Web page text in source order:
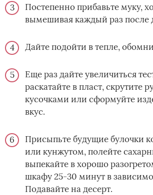
Постепенно прибавьте муку,
вымешивая каждый раз после
Дайте подойти в тепле,
Еще раз дайте увеличиться
раскатайте в пласт, скрутите
кусочками или сформуйте
вкус.
Присыпьте будущие булочки
или кунжутом, полейте
выпекайте в хорошо
шкафу 25-30 минут в
Подавайте на десерт.